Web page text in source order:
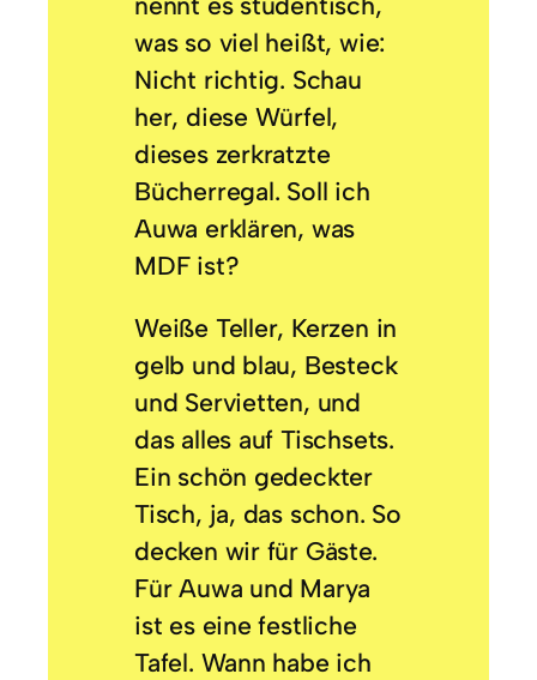
was so viel heißt, wie:
Nicht richtig. Schau
her, diese Würfel,
dieses zerkratzte
Bücherregal. Soll ich
Auwa erklären, was
MDF ist?
Weiße Teller, Kerzen in
gelb und blau, Besteck
und Servietten, und
das alles auf Tischsets.
Ein schön gedeckter
Tisch, ja, das schon. So
decken wir für Gäste.
Für Auwa und Marya
ist es eine festliche
Tafel. Wann habe ich